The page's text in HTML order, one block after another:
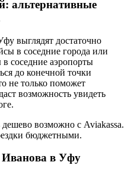
альтернативные
выглядят достаточно
в соседние города или
соседние аэропорты
до конечной точки
не только поможет
возможность увидеть
дешево возможно с Aviakassa.
бюджетными.
Иванова в Уфу